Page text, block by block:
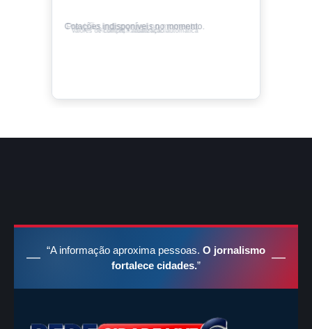
Cotações indisponíveis no momento.
Valores de compra • atualização automática
“A informação aproxima pessoas. O jornalismo
fortalece cidades.”